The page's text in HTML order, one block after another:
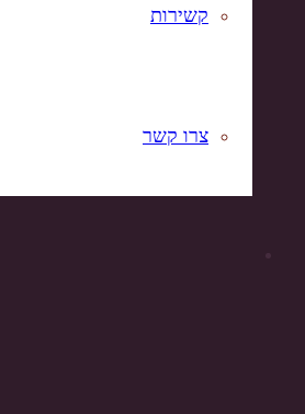
קשירות
צרו קשר